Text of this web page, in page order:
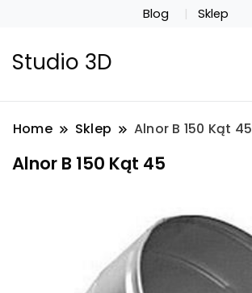
Blog Sklep
Studio 3D
Home Sklep Alnor B 150 Kąt 45
Alnor B 150 Kąt 45